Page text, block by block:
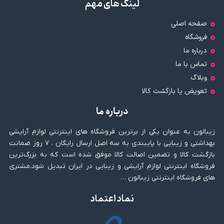
لینک های مهم
صفحه اصلی
فروشگاه
درباره ما
تماس با ما
وبلاگ
تعویض یا بازگشت کالا
درباره ما
زیبالون به عنوان یکی از برترین فروشگاه های اینترنتی لوازم آرایشی
بهداشتی و زیبایی با پایبندی به سه اصل ارسال رایگان ، ۷ روز ضمانت
بازگشت کالا و تضمین اصالت کالا موفق شده است که به بزرگ‌ترین
فروشگاه اینترنتی لوازم آرایشی و زیبایی در ایران تبدیل شود.مشتری
های فروشگاه اینترنتی زیبالون …
نماد اعتماد